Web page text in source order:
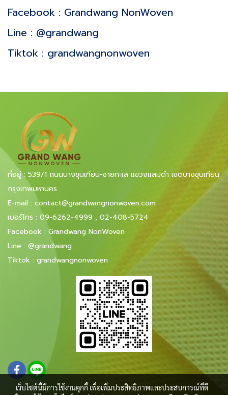
Facebook : Grandwang NonWoven
Line : @grandwang
Tiktok : grandwangnonwoven
ที่อยู่ : 539/1 ถนนบางขุนเทียน-ชายทะเล แขวงแสมดำ เขตบางขุนเทียน
กรุงเทพมหานคร
E-mail : contact@grandwangnonwoven.com
เบอร์โทร : 09-6262-4999 , 02-408-5724
Facebook : Grandwang NonWoven
Line : @grandwang
Tiktok : grandwangnonwoven
เว็บไซต์นี้มีการใช้งานคุกกี้ เพื่อเพิ่มประสิทธิภาพและประสบการณ์ที่ดี